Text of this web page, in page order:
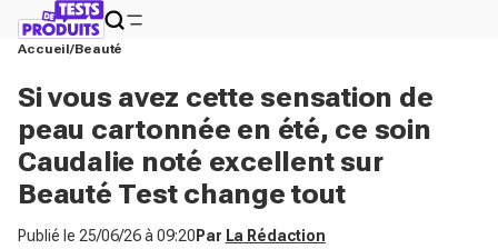
Accueil Beauté
Si vous avez cette sensation de
peau cartonnée en été, ce soin
Caudalie noté excellent sur
Beauté Test change tout
Publié le 25/06/26 à 09:20 Par La Rédaction